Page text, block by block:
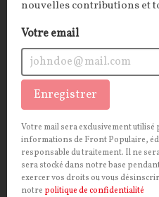
politiquement
la cause qu’elle prétend
Louis HOANG
OPINIONSRICHESSES
nouvelles contributions et
Votre email
Enregistrer
Votre mail sera exclusivement utilisé
informations de Front Populaire,
responsable du traitement. Il ne
sera stocké dans notre base
exercer vos droits ou vous
notre politique de confidentialité